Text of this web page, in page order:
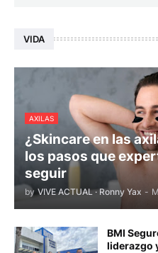
VIDA
AXILAS
¿Skincare en las
los pasos que
seguir
by VIVE ACTUAL · Ronny Yax -
BMI
liderazgo